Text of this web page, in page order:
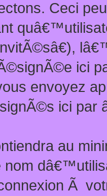
Ceci
ici
envoyez
ici par
au
Ã